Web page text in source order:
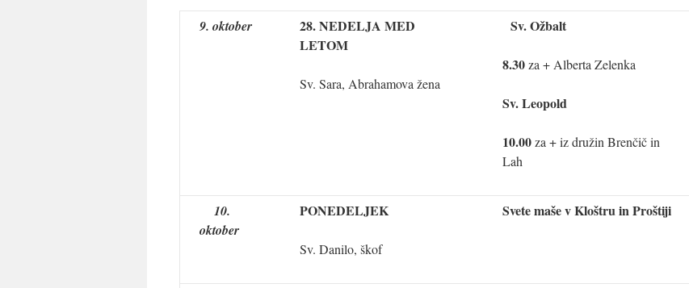
9. oktober
28. NEDELJA MED
LETOM
Sv. Sara, Abrahamova žena
Sv. Ožbalt
8.30za + Alberta Zelenka
Sv. Leopold
10.00za + iz družin Brenčič in
Lah
10.
oktober
PONEDELJEK
Sv. Danilo, škof
Svete maše v Kloštru in Proštiji